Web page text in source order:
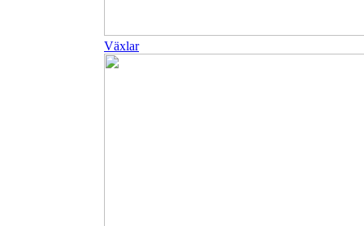
Växlar